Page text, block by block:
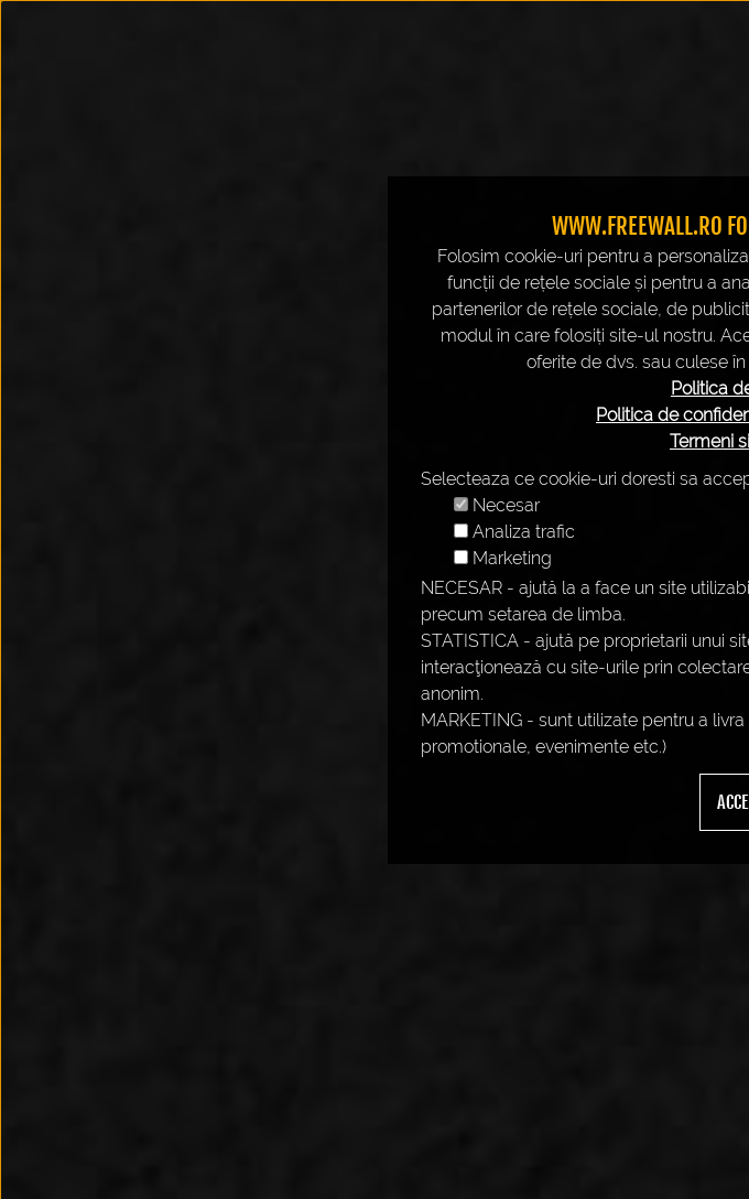
WWW.FREEWALL.RO
Folosim cookie-uri pentru a
funcții de rețele sociale și pentru a
partenerilor de rețele sociale, de
modul în care folosiți site-ul nostru.
oferite de dvs. sau culese
Politica
Politica de
Termeni
Selecteaza ce cookie-uri doresti sa
Necesar
Analiza trafic
Marketing
NECESAR - ajută la a face un site
precum setarea de limba.
STATISTICA - ajută pe proprietarii unui
interacţionează cu site-urile prin
anonim.
MARKETING - sunt utilizate pentru a
promotionale, evenimente etc.)